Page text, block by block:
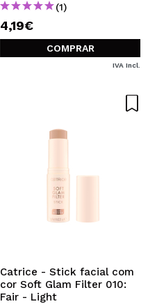
(1)
4,19€
COMPRAR
IVA Incl.
Catrice - Stick facial com
cor Soft Glam Filter 010:
Fair - Light